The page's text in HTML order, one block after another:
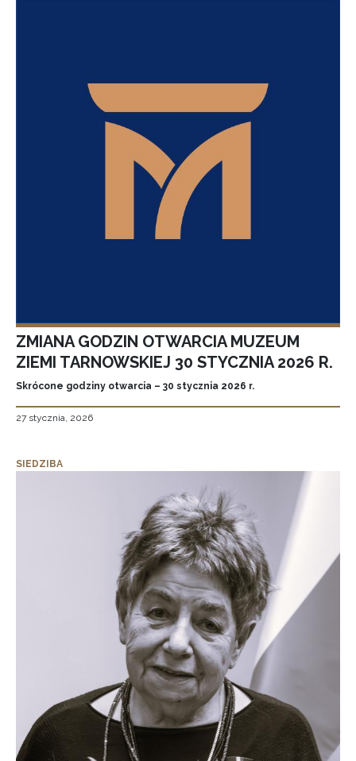
ZMIANA GODZIN OTWARCIA MUZEUM
ZIEMI TARNOWSKIEJ 30 STYCZNIA 2026 R.
Skrócone godziny otwarcia – 30 stycznia 2026 r.
27 stycznia, 2026
SIEDZIBA